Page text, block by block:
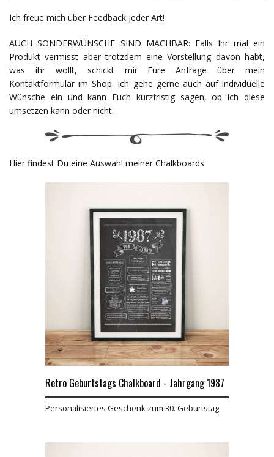
Ich freue mich über Feedback jeder Art!
AUCH SONDERWÜNSCHE SIND MACHBAR: Falls Ihr mal ein
Produkt vermisst aber trotzdem eine Vorstellung davon habt,
was ihr wollt, schickt mir Eure Anfrage über mein
Kontaktformular im Shop. Ich gehe gerne auch auf individuelle
Wünsche ein und kann Euch kurzfristig sagen, ob ich diese
umsetzen kann oder nicht.
Hier findest Du eine Auswahl meiner Chalkboards:
Retro Geburtstags Chalkboard - Jahrgang 1987
Personalisiertes Geschenk zum 30. Geburtstag